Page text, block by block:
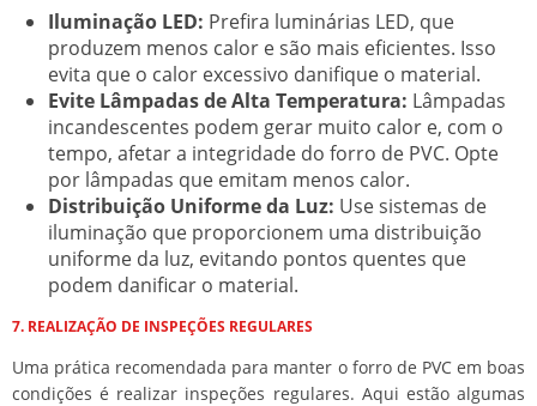
Iluminação LED: Prefira luminárias LED, que
produzem menos calor e são mais eficientes. Isso
evita que o calor excessivo danifique o material.
Evite Lâmpadas de Alta Temperatura: Lâmpadas
incandescentes podem gerar muito calor e, com o
tempo, afetar a integridade do forro de PVC. Opte
por lâmpadas que emitam menos calor.
Distribuição Uniforme da Luz: Use sistemas de
iluminação que proporcionem uma distribuição
uniforme da luz, evitando pontos quentes que
podem danificar o material.
7. REALIZAÇÃO DE INSPEÇÕES REGULARES
Uma prática recomendada para manter o forro de PVC em boas
condições é realizar inspeções regulares. Aqui estão algumas